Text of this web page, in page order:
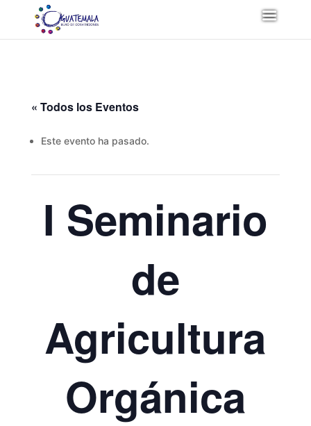
« Todos los Eventos
Este evento ha pasado.
I Seminario
de
Agricultura
Orgánica